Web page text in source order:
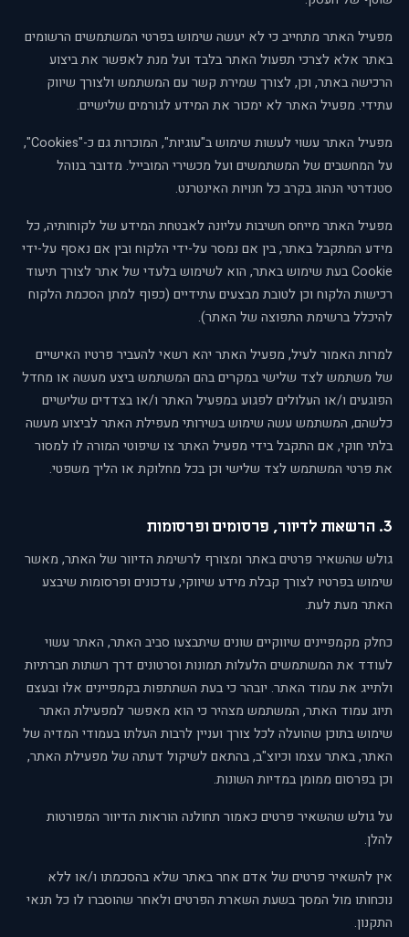
מפעיל האתר מתחייב כי לא יעשה שימוש בפרטי המשתמשים הרשומים
באתר אלא לצרכי תפעול האתר בלבד ועל מנת לאפשר את ביצוע
הרכישה באתר, וכן, לצורך שמירת קשר עם המשתמש ולצורך שיווק
עתידי. מפעיל האתר לא ימכור את המידע לגורמים שלישיים.
מפעיל האתר עשוי לעשות שימוש ב"עוגיות", המוכרות גם כ-"Cookies",
על המחשבים של המשתמשים ועל מכשירי המובייל. מדובר בנוהל
סטנדרטי הנהוג בקרב כל חנויות האינטרנט.
מפעיל האתר מייחס חשיבות עליונה לאבטחת המידע של לקוחותיה, כל
מידע המתקבל באתר, בין אם נמסר על-ידי הלקוח ובין אם נאסף על-ידי
Cookie בעת שימוש באתר, הוא לשימוש בלעדי של אתר לצורך תיעוד
רכישות הלקוח וכן לטובת מבצעים עתידיים (כפוף למתן הסכמת הלקוח
להיכלל ברשימת התפוצה של האתר).
למרות האמור לעיל, מפעיל האתר יהא רשאי להעביר פרטיו האישיים
של משתמש לצד שלישי במקרים בהם המשתמש ביצע מעשה או מחדל
הפוגעים ו/או העלולים לפגוע במפעיל האתר ו/או בצדדים שלישיים
כלשהם, המשתמש עשה שימוש בשירותי מעפילת האתר לביצוע מעשה
בלתי חוקי, אם התקבל בידי מפעיל האתר צו שיפוטי המורה לו למסור
את פרטי המשתמש לצד שלישי וכן בכל מחלוקת או הליך משפטי.
3. הרשאות לדיוור, פרסומים ופרסומות
גולש שהשאיר פרטים באתר ומצורף לרשימת הדיוור של האתר, מאשר
שימוש בפרטיו לצורך קבלת מידע שיווקי, עדכונים ופרסומות שיבצע
האתר מעת לעת.
כחלק מקמפיינים שיווקיים שונים שיתבצעו סביב האתר, האתר עשוי
לעודד את המשתמשים הלעלות תמונות וסרטונים דרך רשתות חברתיות
ולתייג את עמוד האתר. יובהר כי בעת השתתפות בקמפיינים אלו ובעצם
תיוג עמוד האתר, המשתמש מצהיר כי הוא מאפשר למפעילת האתר
שימוש בתוכן שהועלה לכל צורך ועניין לרבות העלתו בעמודי המדיה של
האתר, באתר עצמו וכיוצ"ב, בהתאם לשיקול דעתה של מפעילת האתר,
וכן בפרסום ממומן במדיות השונות.
על גולש שהשאיר פרטים כאמור תחולנה הוראות הדיוור המפורטות
להלן.
אין להשאיר פרטים של אדם אחר באתר שלא בהסכמתו ו/או ללא
נוכחותו מול המסך בשעת השארת הפרטים ולאחר שהוסברו לו כל תנאי
התקנון.